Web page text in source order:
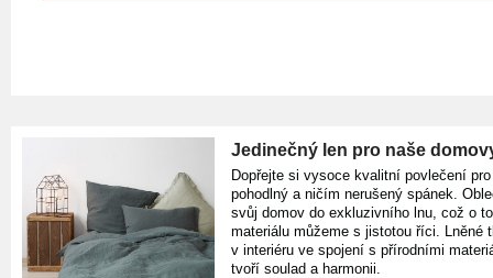
Jedinečný len pro naše
Dopřejte si vysoce kvalitní povlečení pro
pohodlný a ničím nerušený spánek.
svůj domov do exkluzivního lnu, což o
materiálu můžeme s jistotou říci. Lněné
v interiéru ve spojení s přírodními
tvoří soulad a harmonii.